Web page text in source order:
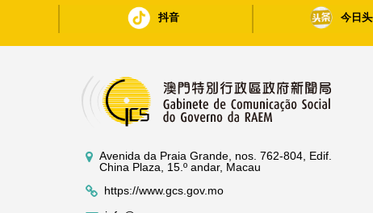
抖音 今日
Avenida da Praia Grande, nos. 762-804, Edif.
China Plaza, 15.º andar, Macau
https://www.gcs.gov.mo